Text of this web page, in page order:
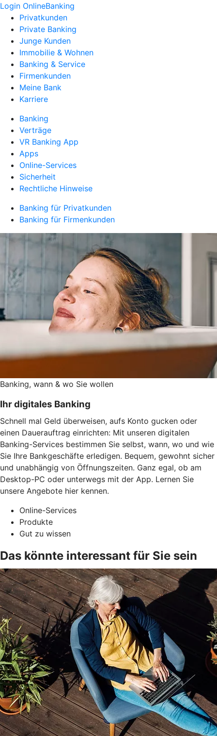
Login OnlineBanking
Privatkunden
Private Banking
Junge Kunden
Immobilie & Wohnen
Banking & Service
Firmenkunden
Meine Bank
Karriere
Banking
Verträge
VR Banking App
Apps
Online-Services
Sicherheit
Rechtliche Hinweise
Banking für Privatkunden
Banking für Firmenkunden
Banking, wann & wo Sie wollen
Ihr digitales Banking
Schnell mal Geld überweisen, aufs Konto gucken oder
einen Dauerauftrag einrichten: Mit unseren digitalen
Banking-Services bestimmen Sie selbst, wann, wo und wie
Sie Ihre Bankgeschäfte erledigen. Bequem, gewohnt sicher
und unabhängig von Öffnungszeiten. Ganz egal, ob am
Desktop-PC oder unterwegs mit der App. Lernen Sie
unsere Angebote hier kennen.
Online-Services
Produkte
Gut zu wissen
Das könnte interessant für Sie sein